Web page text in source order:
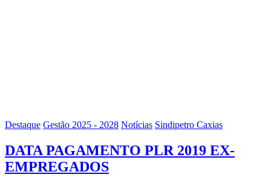
Destaque Gestão 2025 - 2028 Notícias Sindipetro Caxias
DATA PAGAMENTO PLR 2019 EX-
EMPREGADOS